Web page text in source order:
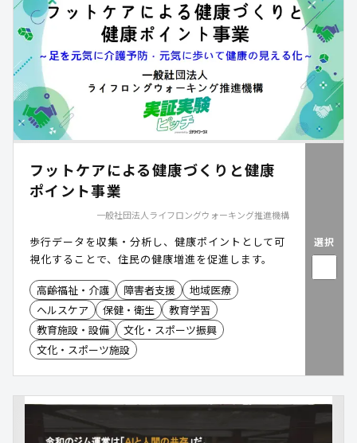
フットケアによる健康づくりと健康
ポイント事業
一般社団法人ライフロングウォーキング推進機構
歩行データを収集・分析し、健康ポイントとして可
視化することで、住民の健康増進を促進します。
高齢福祉・介護 障害者支援
地域医療
ヘルスケア
保健・衛生
教育学習
教育施設・設備
文化・スポーツ振興
文化・スポーツ施設
選択